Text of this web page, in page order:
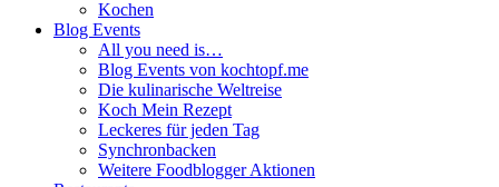
Kochen
Blog Events
All you need is…
Blog Events von kochtopf.me
Die kulinarische Weltreise
Koch Mein Rezept
Leckeres für jeden Tag
Synchronbacken
Weitere Foodblogger Aktionen